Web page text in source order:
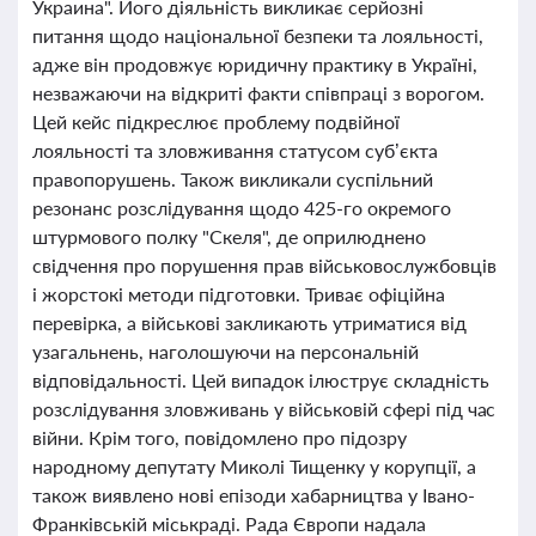
Украина". Його діяльність викликає серйозні
питання щодо національної безпеки та лояльності,
адже він продовжує юридичну практику в Україні,
незважаючи на відкриті факти співпраці з ворогом.
Цей кейс підкреслює проблему подвійної
лояльності та зловживання статусом суб’єкта
правопорушень. Також викликали суспільний
резонанс розслідування щодо 425-го окремого
штурмового полку "Скеля", де оприлюднено
свідчення про порушення прав військовослужбовців
і жорстокі методи підготовки. Триває офіційна
перевірка, а військові закликають утриматися від
узагальнень, наголошуючи на персональній
відповідальності. Цей випадок ілюструє складність
розслідування зловживань у військовій сфері під час
війни. Крім того, повідомлено про підозру
народному депутату Миколі Тищенку у корупції, а
також виявлено нові епізоди хабарництва у Івано-
Франківській міськраді. Рада Європи надала